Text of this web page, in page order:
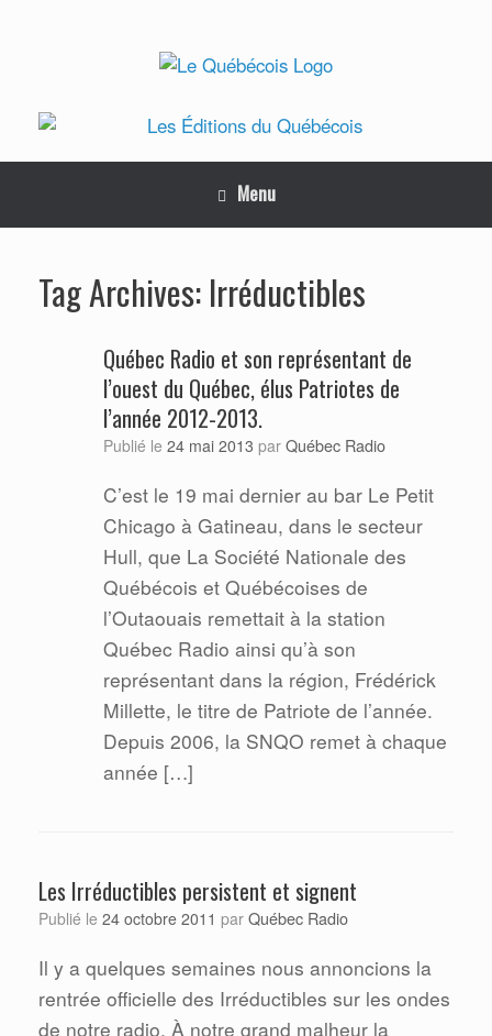
Menu
Tag Archives: Irréductibles
Québec Radio et son représentant de
l’ouest du Québec, élus Patriotes de
l’année 2012-2013.
Publié le 24 mai 2013 par Québec Radio
C’est le 19 mai dernier au bar Le Petit
Chicago à Gatineau, dans le secteur
Hull, que La Société Nationale des
Québécois et Québécoises de
l’Outaouais remettait à la station
Québec Radio ainsi qu’à son
représentant dans la région, Frédérick
Millette, le titre de Patriote de l’année.
Depuis 2006, la SNQO remet à chaque
année […]
Les Irréductibles persistent et signent
Publié le 24 octobre 2011 par Québec Radio
Il y a quelques semaines nous annoncions la
rentrée officielle des Irréductibles sur les ondes
de notre radio. À notre grand malheur la